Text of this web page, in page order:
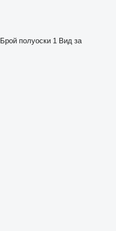
Брой полуоски 1 Вид за